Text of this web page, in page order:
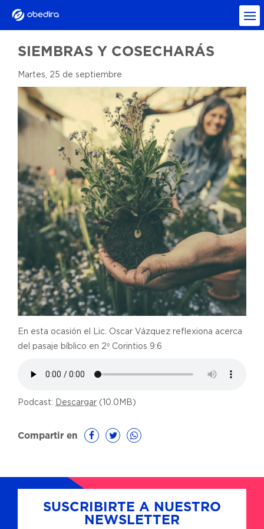
SIEMBRAS Y COSECHARÁS
Martes, 25 de septiembre
En esta ocasión el Lic. Oscar Vázquez reflexiona acerca
del pasaje bíblico en 2º Corintios 9:6
Podcast: Descargar (10.0MB)
Compartir en
SUSCRIBIRTE A NUESTRO
NEWSLETTER